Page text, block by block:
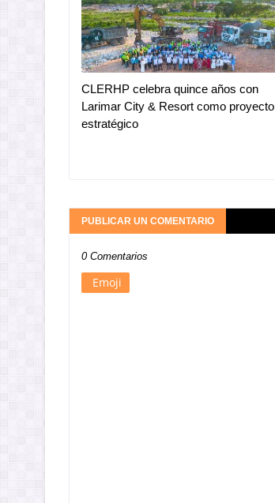
CLERHP celebra quince años con
Larimar City & Resort como proyecto
estratégico
PUBLICAR UN COMENTARIO
0 Comentarios
Emoji